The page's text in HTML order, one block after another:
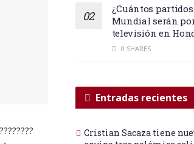
¿Cuántos
Mundial serán
televisión en
0 SHARES
Entradas recientes
Cristian Sacaza tiene